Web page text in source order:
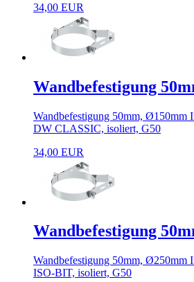
34,00 EUR
Wandbefestigung
Wandbefestigung 50mm, Ø150mm
DW CLASSIC, isoliert, G50
34,00 EUR
Wandbefestigung
Wandbefestigung 50mm, Ø250mm
ISO-BIT, isoliert, G50